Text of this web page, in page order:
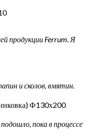
продукции Ferrum. Я
и сколов, вмятин.
Ф130х200
пока в процессе